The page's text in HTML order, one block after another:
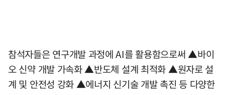
참석자들은 연구개발 과정에 AI를 활용함으로써 ▲바이
오 신약 개발 가속화 ▲반도체 설계 최적화 ▲원자로 설
계 및 안전성 강화 ▲에너지 신기술 개발 촉진 등 다양한